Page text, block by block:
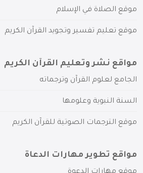
موقع الصلاة في الإسلام
موقع تعليم تفسير وتجويد القرآن الكريم
مواقع نشر وتعليم القرآن الكريم
الجامع لعلوم القرآن وترجماته
السنة النبوية وعلومها
موقع الترجمات الصوتية للقرآن الكريم
مواقع تطوير مهارات الدعاة